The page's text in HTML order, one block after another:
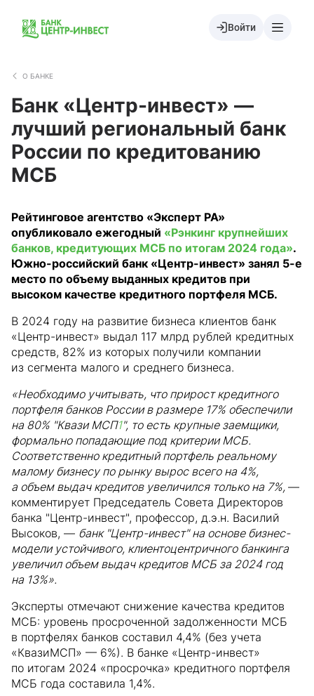
Войти
О БАНКЕ
Банк «Центр-инвест» —
лучший региональный банк
России по кредитованию
МСБ
Рейтинговое агентство «Эксперт РА»
опубликовало ежегодный «Рэнкинг крупнейших
банков, кредитующих МСБ по итогам 2024 года».
Южно-российский банк «Центр-инвест» занял 5-е
место по объему выданных кредитов при
высоком качестве кредитного портфеля МСБ.
В 2024 году на развитие бизнеса клиентов банк
«Центр-инвест» выдал 117 млрд рублей кредитных
средств, 82% из которых получили компании
из сегмента малого и среднего бизнеса.
«Необходимо учитывать, что прирост кредитного
портфеля банков России в размере 17% обеспечили
на 80% "Квази МСП1", то есть крупные заемщики,
формально попадающие под критерии МСБ.
Соответственно кредитный портфель реальному
малому бизнесу по рынку вырос всего на 4%,
а объем выдач кредитов увеличился только на 7%, —
комментирует Председатель Совета Директоров
банка "Центр-инвест", профессор, д.э.н. Василий
Высоков, — банк "Центр-инвест" на основе бизнес-
модели устойчивого, клиентоцентричного банкинга
увеличил объем выдач кредитов МСБ за 2024 год
на 13%».
Эксперты отмечают снижение качества кредитов
МСБ: уровень просроченной задолженности МСБ
в портфелях банков составил 4,4% (без учета
«КвазиМСП» — 6%). В банке «Центр-инвест»
по итогам 2024 «просрочка» кредитного портфеля
МСБ года составила 1,4%.